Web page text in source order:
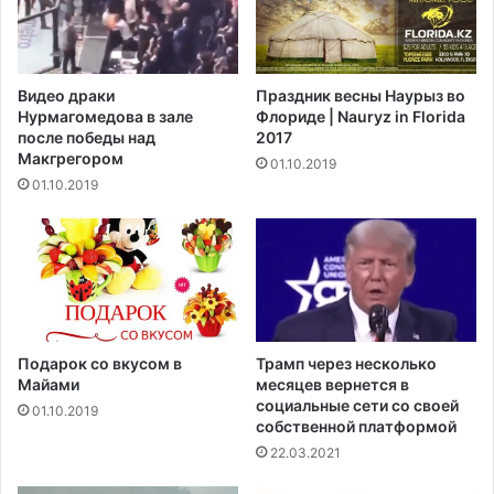
р
е
т
ь
о
т
н
ы
Видео драки
Нурмагомедова в зале
после победы над
Макгрегором‍
01.10.2019
Праздник весны Наурыз во
Флориде | Nauryz in Florida
2017
01.10.2019
Подарок со вкусом в
Майами
01.10.2019
Трамп через несколько
месяцев вернется в
социальные сети со своей
собственной платформой
22.03.2021